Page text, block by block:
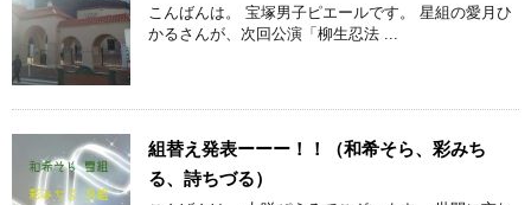
こんばんは。 宝塚男子ピエールです。 星組の愛月ひ
かるさんが、次回公演「柳生忍法 ...
組替え発表ーーー！！（和希そら、彩みち
る、詩ちづる）